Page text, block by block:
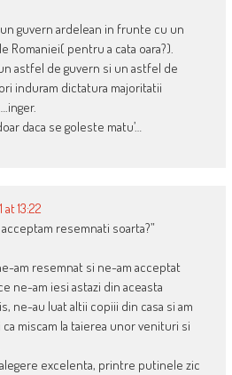
guvern ardelean in frunte cu un
Romaniei( pentru a cata oara?).
astfel de guvern si un astfel de
induram dictatura majoritatii
daca se goleste matu’…
at 13:22
acceptam resemnati soarta?”
am resemnat si ne-am acceptat
ne-am iesi astazi din aceasta
ne-au luat altii copiii din casa si am
miscam la taierea unor venituri si
excelenta, printre putinele zic